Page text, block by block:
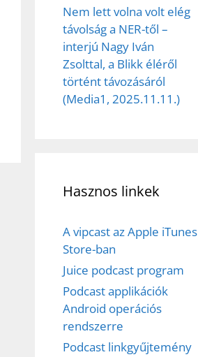
Nem lett volna volt elég
távolság a NER-től –
interjú Nagy Iván
Zsolttal, a Blikk éléről
történt távozásáról
(Media1, 2025.11.11.)
Hasznos linkek
A vipcast az Apple iTunes
Store-ban
Juice podcast program
Podcast applikációk
Android operációs
rendszerre
Podcast linkgyűjtemény